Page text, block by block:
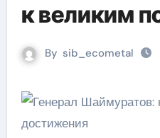
к великим
By sib_ecometal